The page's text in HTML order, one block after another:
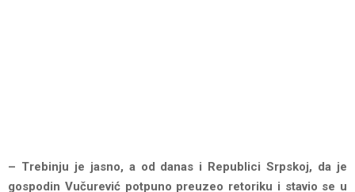
– Trebinju je jasno, a od danas i Republici Srpskoj, da je
gospodin Vučurević potpuno preuzeo retoriku i stavio se u